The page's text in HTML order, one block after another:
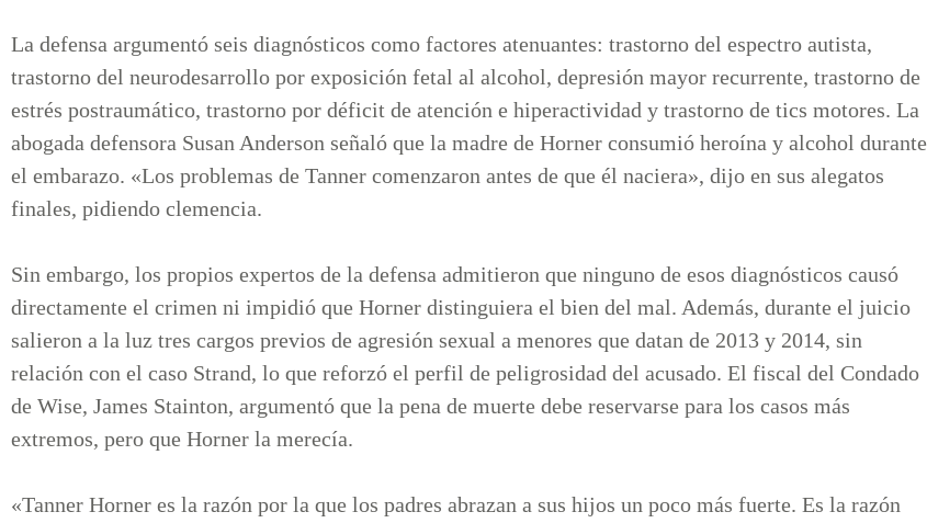
La defensa argumentó seis diagnósticos como factores atenuantes: trastorno del espectro autista,
trastorno del neurodesarrollo por exposición fetal al alcohol, depresión mayor recurrente, trastorno de
estrés postraumático, trastorno por déficit de atención e hiperactividad y trastorno de tics motores. La
abogada defensora Susan Anderson señaló que la madre de Horner consumió heroína y alcohol durante
el embarazo. «Los problemas de Tanner comenzaron antes de que él naciera», dijo en sus alegatos
finales, pidiendo clemencia.
Sin embargo, los propios expertos de la defensa admitieron que ninguno de esos diagnósticos causó
directamente el crimen ni impidió que Horner distinguiera el bien del mal. Además, durante el juicio
salieron a la luz tres cargos previos de agresión sexual a menores que datan de 2013 y 2014, sin
relación con el caso Strand, lo que reforzó el perfil de peligrosidad del acusado. El fiscal del Condado
de Wise, James Stainton, argumentó que la pena de muerte debe reservarse para los casos más
extremos, pero que Horner la merecía.
«Tanner Horner es la razón por la que los padres abrazan a sus hijos un poco más fuerte. Es la razón